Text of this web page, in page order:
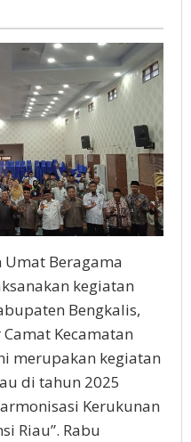
Bengkalis
Umat Beragama
kegiatan
Bengkalis,
Kecamatan
merupakan kegiatan
di tahun 2025
Kerukunan
Riau”. Rabu